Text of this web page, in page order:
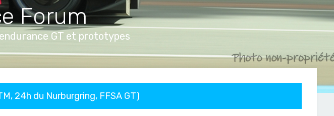
Forum
GT et prototypes
24h du Nurburgring, FFSA GT)